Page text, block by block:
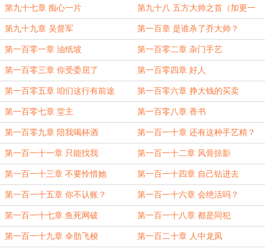
（十更，求月票）
第九十七章 痴心一片 第九十八 五方大帅之首（加更一
章）
第九十九章 吴督军 第一百章 是谁杀了乔大帅？
第一百零一章 油纸坡 第一百零二章 杂门手艺
第一百零三章 你受委屈了 第一百零四章 好人
第一百零五章 咱们这行有前途 第一百零六章 挣大钱的买卖
第一百零七章 堂主 第一百零八章 香书
第一百零九章 陪我喝杯酒 第一百一十章 还有这种手艺精？
第一百一十一章 只能找我 第一百一十二章 风骨掠影
第一百一十三章 不要怜惜她 第一百一十四章 自己钻进去
第一百一十五章 你不认账？ 第一百一十六章 会绝活吗？
第一百一十七章 鱼死网破 第一百一十八章 都是同犯
第一百一十九章 伞肋飞梭 第一百二十章 人中龙凤